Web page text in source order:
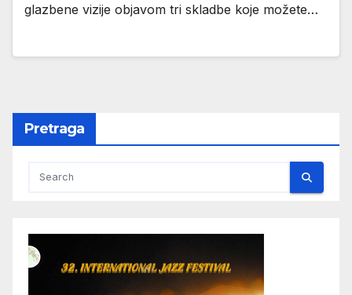
glazbene vizije objavom tri skladbe koje možete…
Pretraga